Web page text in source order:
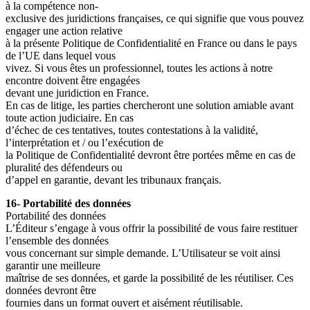
à la compétence non-
exclusive des juridictions françaises, ce qui signifie que vous pouvez
engager une action relative
à la présente Politique de Confidentialité en France ou dans le pays
de l’UE dans lequel vous
vivez. Si vous êtes un professionnel, toutes les actions à notre
encontre doivent être engagées
devant une juridiction en France.
En cas de litige, les parties chercheront une solution amiable avant
toute action judiciaire. En cas
d’échec de ces tentatives, toutes contestations à la validité,
l’interprétation et / ou l’exécution de
la Politique de Confidentialité devront être portées même en cas de
pluralité des défendeurs ou
d’appel en garantie, devant les tribunaux français.
16- Portabilité des données
Portabilité des données
L’Éditeur s’engage à vous offrir la possibilité de vous faire restituer
l’ensemble des données
vous concernant sur simple demande. L’Utilisateur se voit ainsi
garantir une meilleure
maîtrise de ses données, et garde la possibilité de les réutiliser. Ces
données devront être
fournies dans un format ouvert et aisément réutilisable.